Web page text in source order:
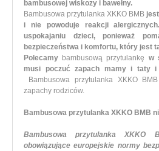
bambusowej wiskozy i bawełny.
Bambusowa przytulanka XKKO BMB
i nie powoduje reakcji
uspokajaniu dzieci, ponieważ
bezpieczeństwa i komfortu, który jest
Polecamy bambusową przytulankę w
musi poczuć zapach mamy i taty i
Bambusowa przytulanka XKKO
zapachy rodziców.
Bambusowa przytulanka XKKO BMB
Bambusowa przytulanka XKKO
obowiązujące europejskie normy